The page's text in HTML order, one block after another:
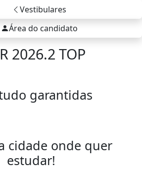
Vestibulares
Área do candidato
2026.2 TOP
garantidas
cidade onde quer
estudar!